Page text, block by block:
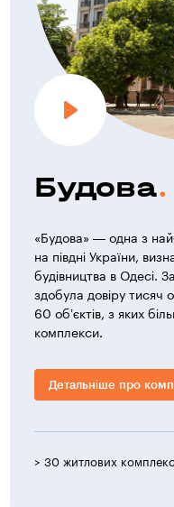
з поліпропіленових
— Для забезпечення
житлового комплексу
станції.
Автоматизація
При проектуванні
— Автоматика проти
управління роботою
підпору повітря в
пожежу.
— Автоматичне
систем, що
підпору повітря в
Електропостачання
Електричні мережі
Поквартирний облік
електронними
Передбачається
Будова
«Будова» — одна з
на півдні України,
будівництва в Одесі.
здобула довіру тисяч
60 об’єктів, з яких
комплекси.
Детальніше про
> 30 житлових